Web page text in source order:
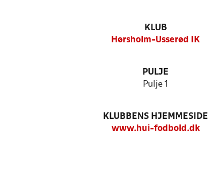
KLUB
Hørsholm-Usserød IK
PULJE
Pulje 1
KLUBBENS HJEMMESIDE
www.hui-fodbold.dk